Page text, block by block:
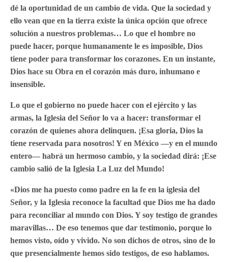
dé la oportunidad de un cambio de vida. Que la sociedad y
ello vean que en la tierra existe la única opción que ofrece
solución a nuestros problemas… Lo que el hombre no
puede hacer, porque humanamente le es imposible, Dios
tiene poder para transformar los corazones. En un instante,
Dios hace su Obra en el corazón más duro, inhumano e
insensible.
Lo que el gobierno no puede hacer con el ejército y las
armas, la Iglesia del Señor lo va a hacer: transformar el
corazón de quienes ahora delinquen. ¡Esa gloria, Dios la
tiene reservada para nosotros! Y en México —y en el mundo
entero— habrá un hermoso cambio, y la sociedad dirá: ¡Ese
cambio salió de la Iglesia La Luz del Mundo!
«Dios me ha puesto como padre en la fe en la iglesia del
Señor, y la Iglesia reconoce la facultad que Dios me ha dado
para reconciliar al mundo con Dios. Y soy testigo de grandes
maravillas… De eso tenemos que dar testimonio, porque lo
hemos visto, oído y vivido. No son dichos de otros, sino de lo
que presencialmente hemos sido testigos, de eso hablamos.